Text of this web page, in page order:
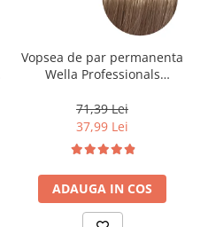
Vopsea de par permanenta
Wella Professionals
Blond Deschis Natural, 60
ml
71,39 Lei
37,99 Lei
ADAUGA IN COS